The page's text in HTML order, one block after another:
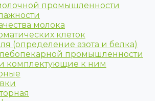
промышленности
молока
клеток
(определение азота и белка)
промышленности
комплектующие к ним